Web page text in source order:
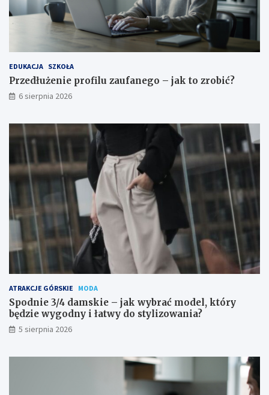
EDUKACJA SZKOŁA
Przedłużenie profilu zaufanego – jak to zrobić?
6 sierpnia 2026
ATRAKCJE GÓRSKIE MODA
Spodnie 3/4 damskie – jak wybrać model, który
będzie wygodny i łatwy do stylizowania?
5 sierpnia 2026